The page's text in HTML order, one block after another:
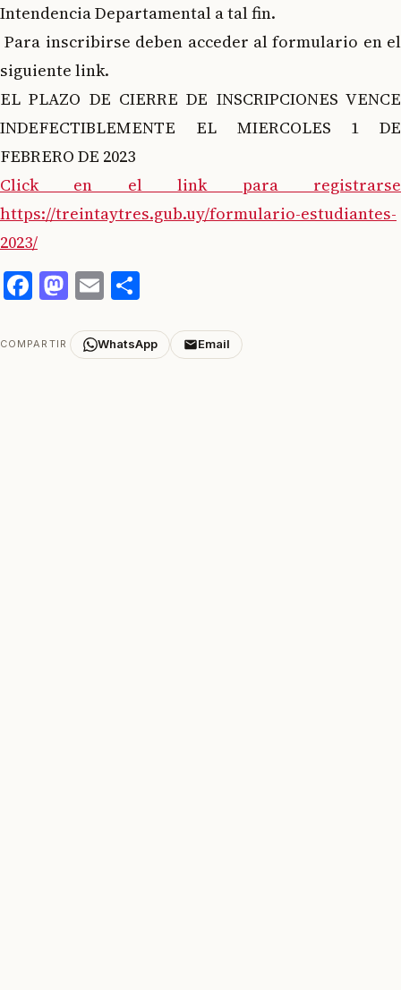
Intendencia Departamental a tal fin.
Para inscribirse deben acceder al formulario en el
siguiente link.
EL PLAZO DE CIERRE DE INSCRIPCIONES VENCE
INDEFECTIBLEMENTE EL MIERCOLES 1 DE
FEBRERO DE 2023
Click en el link para registrarse
https://treintaytres.gub.uy/formulario-estudiantes-
2023/
Facebook
Mastodon
Email
COMPARTIR WhatsApp Email